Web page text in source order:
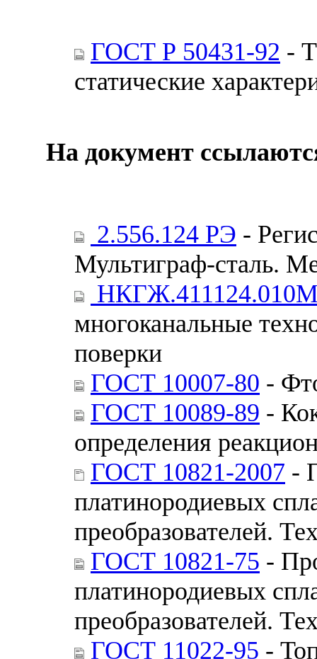
ГОСТ Р 50431-92 -
статические
На документ
2.556.124 РЭ -
Мультиграф-сталь.
многоканальные
поверки
ГОСТ 10007-80 -
ГОСТ 10089-89 -
определения
ГОСТ 10821-2007 -
платинородиевых
преобразователей.
ГОСТ 10821-75 -
платинородиевых
преобразователей.
ГОСТ 11022-95 -